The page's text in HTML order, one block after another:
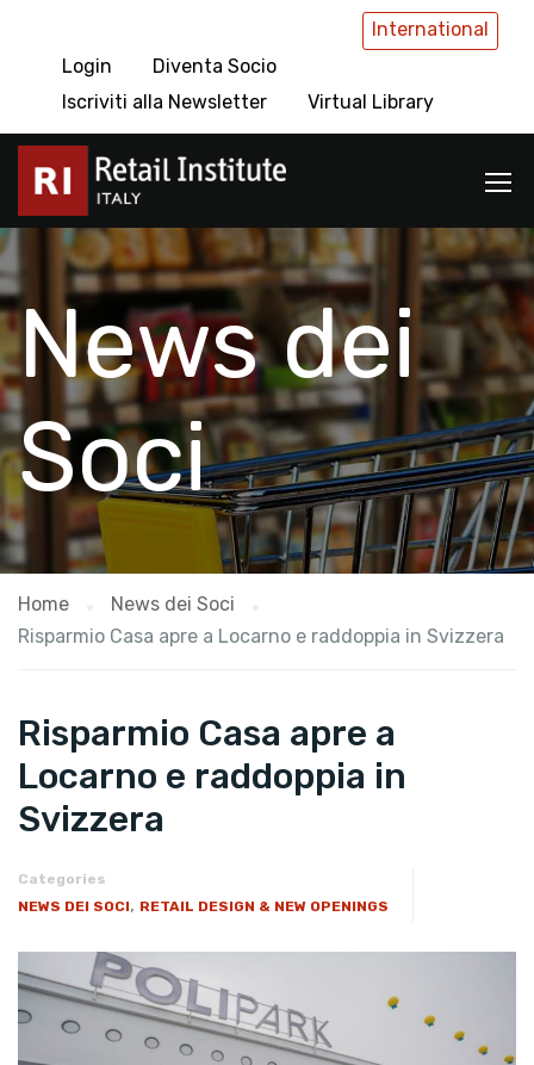
International
Login
Diventa Socio
Iscriviti alla Newsletter
Virtual Library
News dei
Soci
Home
News dei Soci
Risparmio Casa apre a Locarno e raddoppia in Svizzera
Risparmio Casa apre a
Locarno e raddoppia in
Svizzera
Categories
NEWS DEI SOCI, RETAIL DESIGN & NEW OPENINGS